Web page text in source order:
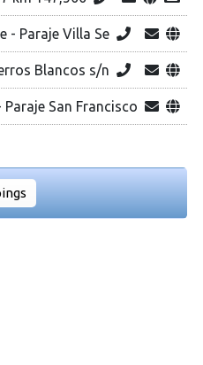
- Paraje Villa Se
Blancos s/n
San Francisco